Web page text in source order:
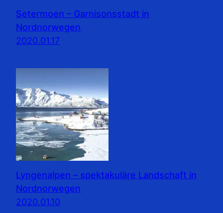
Setermoen – Garnisonsstadt in
Nordnorwegen
2020.01.17
Lyngenalpen – spektakuläre Landschaft in
Nordnorwegen
2020.01.10